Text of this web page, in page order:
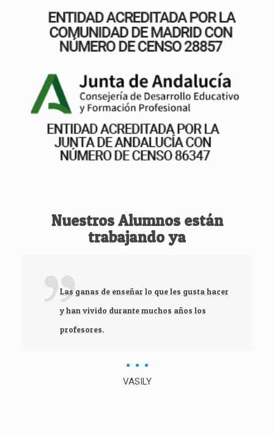
Nuestros Alumnos están
trabajando ya
Las ganas de enseñar lo que les gusta hacer
y han vivido durante muchos años los
profesores.
VASILY